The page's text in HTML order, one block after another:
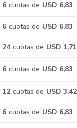
6 cuotas de USD 6,83
6 cuotas de USD 6,83
24 cuotas de USD 1,71
6 cuotas de USD 6,83
12 cuotas de USD 3,42
6 cuotas de USD 6,83